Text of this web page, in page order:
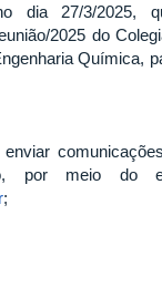
dia 27/3/2025,
2025 do
Química,
por meio do
;